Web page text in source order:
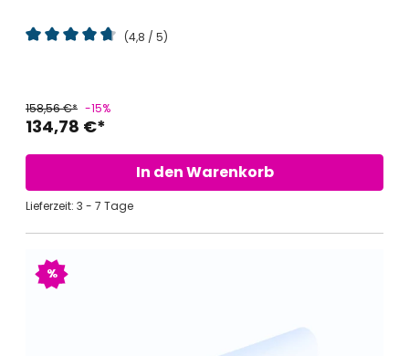
(4,8 / 5)
134,78 €*
158,56 €* -15%
In den Warenkorb
Lieferzeit: 3 - 7 Tage
%